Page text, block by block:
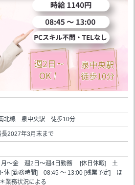
北線 泉中央駅 徒歩10分
2027年3月末まで
月～金 週2日～週4日勤務 [休日休暇] 土
休 [勤務時間] 08:45 ～ 13:00 [残業予定] ほ
業務状況による